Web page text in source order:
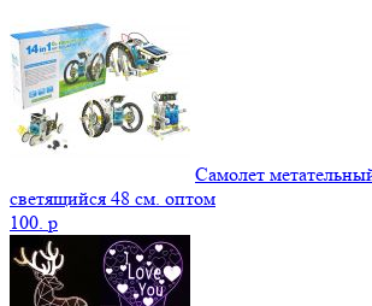
Самолет
светящийся 48 см. оптом
100. p